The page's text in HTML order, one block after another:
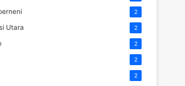
2
Utara 2
2
2
2